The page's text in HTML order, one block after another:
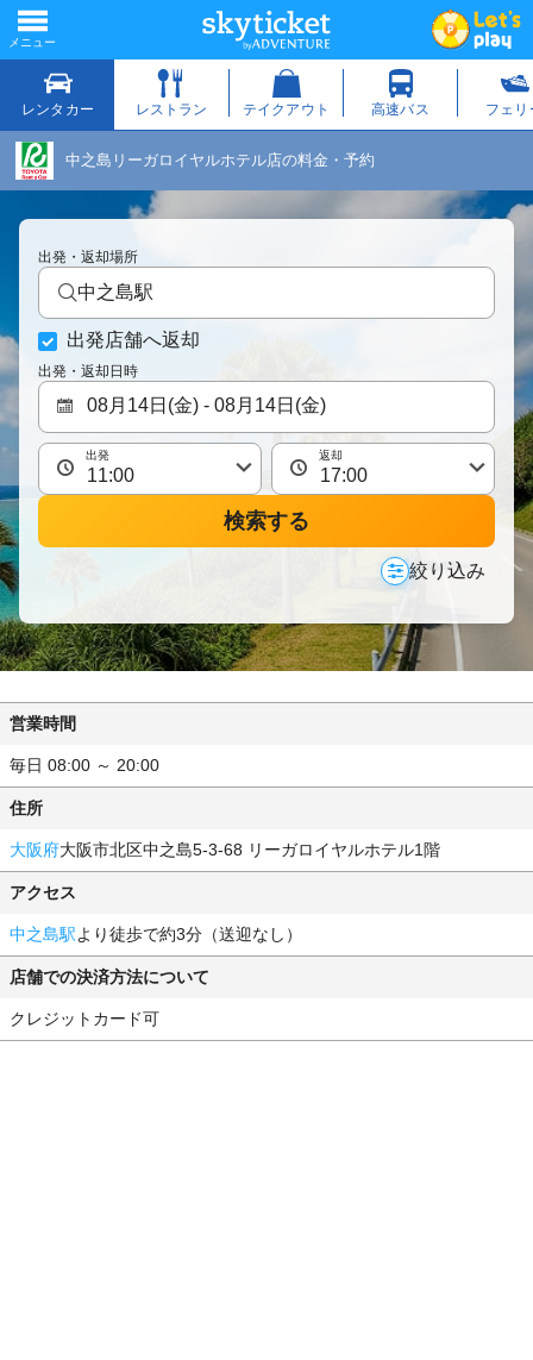
中之島リーガロイヤルホテル店の料金・予約
出発・返却場所
中之島駅
出発店舗へ返却
出発・返却日時
出発 返却
検索する
絞り込み
営業時間
毎日 08:00 ～ 20:00
住所
大阪府大阪市北区中之島5-3-68 リーガロイヤルホテル1階
アクセス
中之島駅より徒歩で約3分（送迎なし）
店舗での決済方法について
クレジットカード可